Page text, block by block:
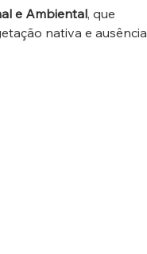
e Ambiental, que
nativa e ausência